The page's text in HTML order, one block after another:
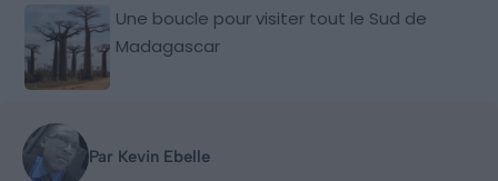
Une boucle pour visiter tout le Sud de
Madagascar
Par Kevin Ebelle